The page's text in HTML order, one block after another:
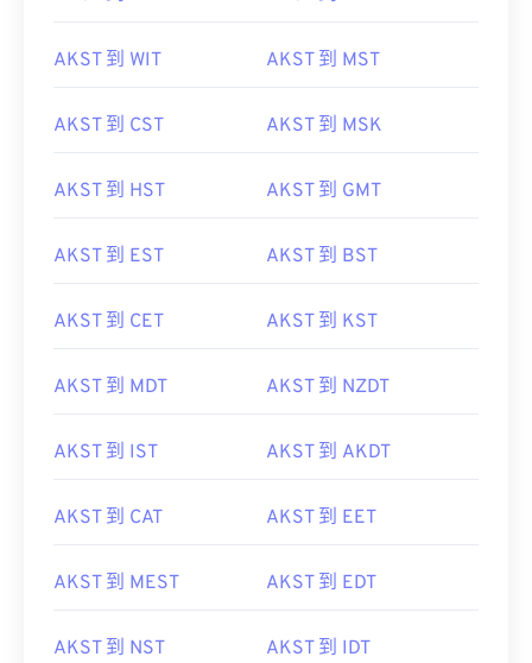
AKST 到 WIT AKST 到 MST
AKST 到 CST AKST 到 MSK
AKST 到 HST AKST 到 GMT
AKST 到 EST AKST 到 BST
AKST 到 CET AKST 到 KST
AKST 到 MDT AKST 到 NZDT
AKST 到 IST AKST 到 AKDT
AKST 到 CAT AKST 到 EET
AKST 到 MEST AKST 到 EDT
AKST 到 NST AKST 到 IDT